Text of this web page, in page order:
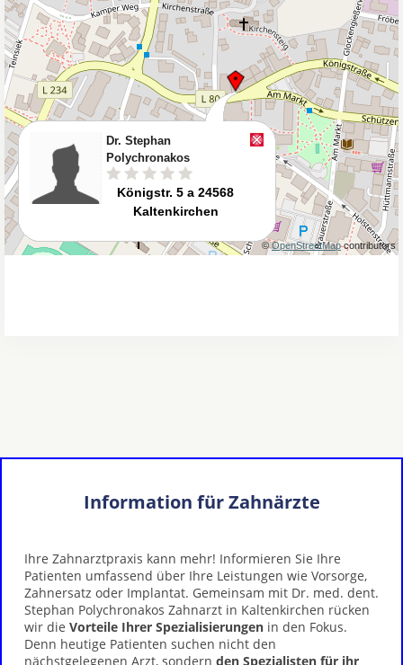
Information für Zahnärzte
Ihre Zahnarztpraxis kann mehr! Informieren Sie Ihre
Patienten umfassend über Ihre Leistungen wie Vorsorge,
Zahnersatz oder Implantat. Gemeinsam mit Dr. med. dent.
Stephan Polychronakos Zahnarzt in Kaltenkirchen rücken
wir die Vorteile Ihrer Spezialisierungen in den Fokus.
Denn heutige Patienten suchen nicht den
nächstgelegenen Arzt, sondern den Spezialisten für ihr